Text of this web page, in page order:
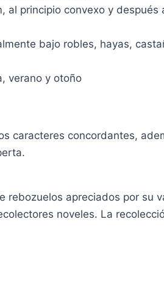
al principio convexo y
bajo robles, hayas,
verano y otoño
caracteres concordantes,
rebozuelos apreciados por su
noveles. La